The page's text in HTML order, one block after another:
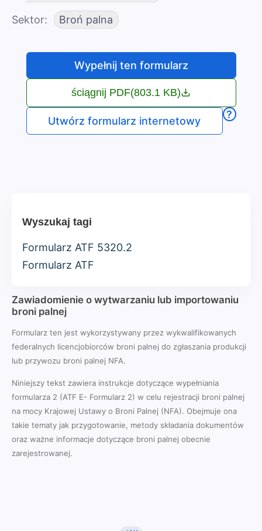
Sektor Broń palna
Wypełnij ten formularz
ściągnij PDF(803.1 KB)
Utwórz formularz internetowy
?
Zawiadomienie o wytwarzaniu lub importowaniu
broni palnej
Formularz ten jest wykorzystywany przez wykwalifikowanych
federalnych licencjobiorców broni palnej do zgłaszania produkcji
lub przywozu broni palnej NFA.
Niniejszy tekst zawiera instrukcje dotyczące wypełniania
formularza 2 (ATF E- Formularz 2) w celu rejestracji broni palnej
na mocy Krajowej Ustawy o Broni Palnej (NFA). Obejmuje ona
takie tematy jak przygotowanie, metody składania dokumentów
oraz ważne informacje dotyczące broni palnej obecnie
zarejestrowanej.
Wyszukaj tagi
Formularz ATF 5320.2
Formularz ATF